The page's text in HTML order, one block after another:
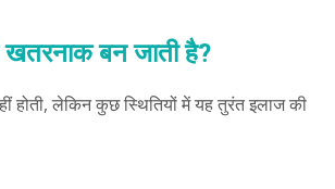
बन जाती है?
होती, लेकिन कुछ स्थितियों में यह तुरंत इलाज की